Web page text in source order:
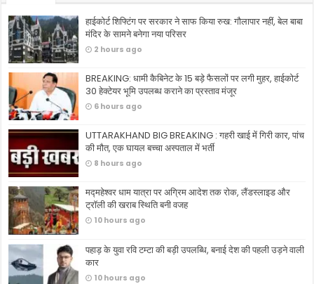
हाईकोर्ट शिफ्टिंग पर सरकार ने साफ किया रुख: गौलापार नहीं, बेल बाबा
मंदिर के सामने बनेगा नया परिसर
2 hours ago
BREAKING: धामी कैबिनेट के 15 बड़े फैसलों पर लगी मुहर, हाईकोर्ट
30 हेक्टेयर भूमि उपलब्ध कराने का प्रस्ताव मंजूर
6 hours ago
UTTARAKHAND BIG BREAKING : गहरी खाई में गिरी कार, पांच
की मौत, एक घायल बच्चा अस्पताल में भर्ती
8 hours ago
मद्महेश्वर धाम यात्रा पर अग्रिम आदेश तक रोक, लैंडस्लाइड और
ट्रॉली की खराब स्थिति बनी वजह
10 hours ago
पहाड़ के युवा रवि टम्टा की बड़ी उपलब्धि, बनाई देश की पहली उड़ने वाली
कार
10 hours ago